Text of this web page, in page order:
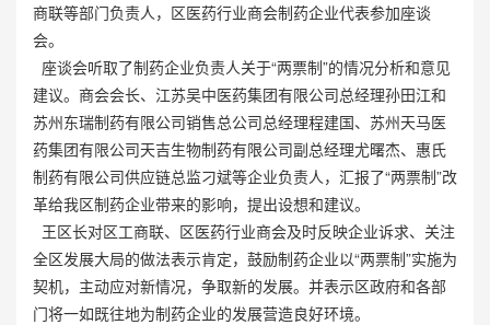
商联等部门负责人，区医药行业商会制药企业代表参加座谈
会。
座谈会听取了制药企业负责人关于“两票制”的情况分析和意见
建议。商会会长、江苏吴中医药集团有限公司总经理孙田江和
苏州东瑞制药有限公司销售总公司总经理程建国、苏州天马医
药集团有限公司天吉生物制药有限公司副总经理尤曙杰、惠氏
制药有限公司供应链总监刁斌等企业负责人，汇报了“两票制”改
革给我区制药企业带来的影响，提出设想和建议。
王区长对区工商联、区医药行业商会及时反映企业诉求、关注
全区发展大局的做法表示肯定，鼓励制药企业以“两票制”实施为
契机，主动应对新情况，争取新的发展。并表示区政府和各部
门将一如既往地为制药企业的发展营造良好环境。